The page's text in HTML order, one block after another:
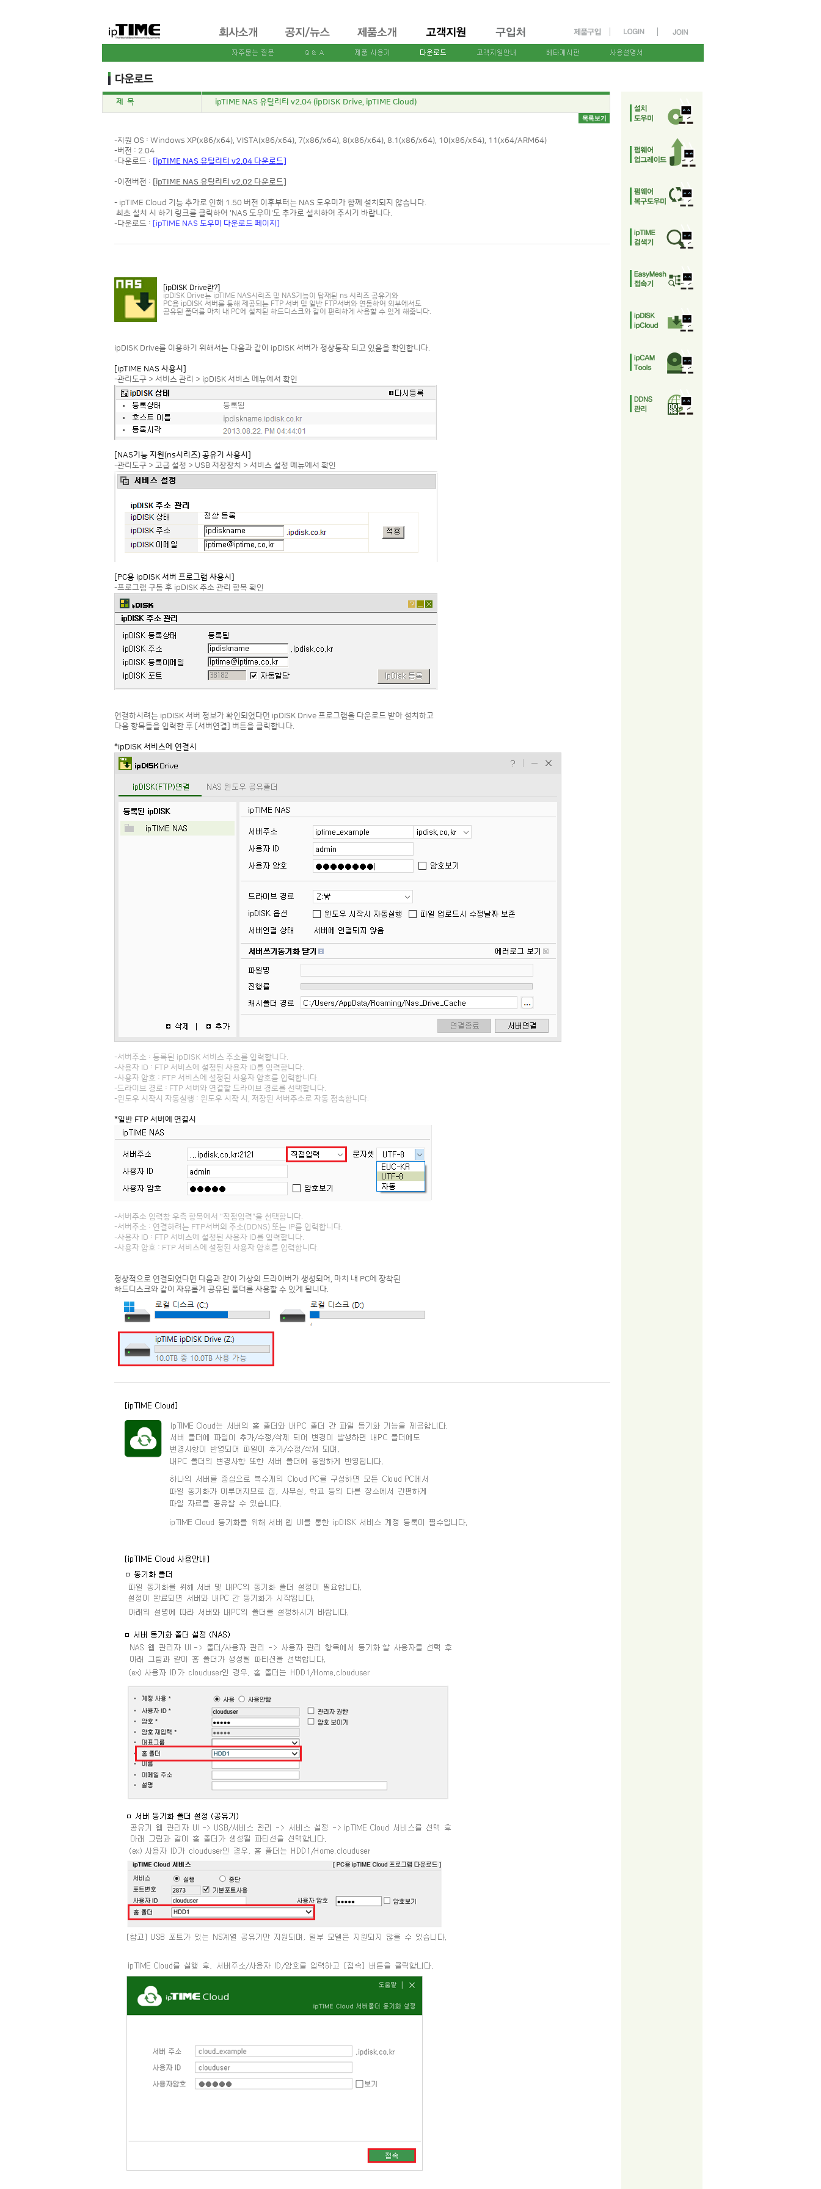
제 목 ipTIME NAS 유틸리티 v2.04 (ipDISK Drive, ipTIME Cloud)
-지원 OS : Windows XP(x86/x64), VISTA(x86/x64), 7(x86/x64), 8(x86/x64), 8.1(x86/x64), 10(x86/x64), 11(x64/ARM64)
-버전 : 2.04
-다운로드 :
[ipTIME NAS 유틸리티 v2.04 다운로드]
-이전버전 : [ipTIME NAS 유틸리티 v2.02 다운로드]
- ipTIME Cloud 기능 추가로 인해 1.50 버전 이후부터는 NAS 도우미가 함께 설치되지 않습니다.
최초 설치 시 하기 링크를 클릭하여 'NAS 도우미'도 추가로 설치하여 주시기 바랍니다.
-다운로드 :
[ipTIME NAS 도우미 다운로드 페이지]
[ipDISK Drive란?]
ipDISK Drive는 ipTIME NAS시리즈 및 NAS기능이 탑재된 ns 시리즈 공유기와
PC용 ipDISK 서버를 통해 제공되는 FTP 서버 및 일반 FTP서버와 연동하여 외부에서도
공유된 폴더를 마치 내 PC에 설치된 하드디스크와 같이 편리하게 사용할 수 있게 해줍니다.
ipDISK Drive를 이용하기 위해서는 다음과 같이 ipDISK 서버가 정상동작 되고 있음을 확인합니다.
[ipTIME NAS 사용시]
-관리도구 > 서비스 관리 > ipDISK 서비스 메뉴에서 확인
[NAS기능 지원(ns시리즈) 공유기 사용시]
-관리도구 > 고급 설정 > USB 저장장치 > 서비스 설정 메뉴에서 확인
[PC용 ipDISK 서버 프로그램 사용시]
-프로그램 구동 후 ipDISK 주소 관리 항목 확인
연결하시려는 ipDISK 서버 정보가 확인되었다면 ipDISK Drive 프로그램을 다운로드 받아 설치하고
다음 항목들을 입력한 후 [서버연결] 버튼을 클릭합니다.
*ipDISK 서비스에 연결시
-서버주소 : 등록된 ipDISK 서비스 주소를 입력합니다.
-사용자 ID : FTP 서비스에 설정된 사용자 ID를 입력합니다.
-사용자 암호 : FTP 서비스에 설정된 사용자 암호를 입력합니다.
-드라이브 경로 : FTP 서버와 연결할 드라이브 경로를 선택합니다.
-윈도우 시작시 자동실행 : 윈도우 시작 시, 저장된 서버주소로 자동 접속합니다.
*일반 FTP 서버에 연결시
-서버주소 입력창 우측 항목에서 "직접입력"을 선택합니다.
-서버주소 : 연결하려는 FTP서버의 주소(DDNS) 또는 IP를 입력합니다.
-사용자 ID : FTP 서비스에 설정된 사용자 ID를 입력합니다.
-사용자 암호 : FTP 서비스에 설정된 사용자 암호를 입력합니다.
정상적으로 연결되었다면 다음과 같이 가상의 드라이버가 생성되어, 마치 내 PC에 장착된
하드디스크와 같이 자유롭게 공유된 폴더를 사용할 수 있게 됩니다.